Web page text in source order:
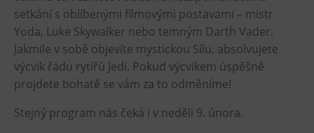
Heligonka
HopJump
Climbing center
Creative Academy
National Museum of Agriculture Ostrava
setkání s oblíbenými filmovými postavami – mistr
Yoda, Luke Skywalker nebo temným Darth Vader.
Jakmile v sobě objevíte mystickou Sílu, absolvujete
výcvik řádu rytířů Jedi. Pokud výcvikem úspěšně
projdete bohatě se vám za to odměníme!
Stejný program nás čeká i v neděli 9. února.